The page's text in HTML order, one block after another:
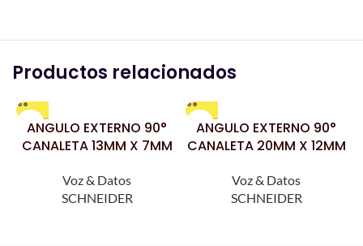
Productos relacionados
ANGULO EXTERNO 90°
CANALETA 13MM X 7MM
Voz & Datos
SCHNEIDER
ANGULO EXTERNO 90°
CANALETA 20MM X 12MM
Voz & Datos
SCHNEIDER